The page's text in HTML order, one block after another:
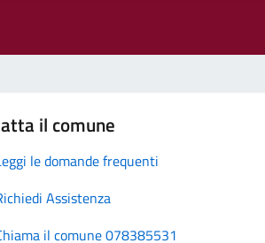
il comune
le domande frequenti
Assistenza
il comune 078385531